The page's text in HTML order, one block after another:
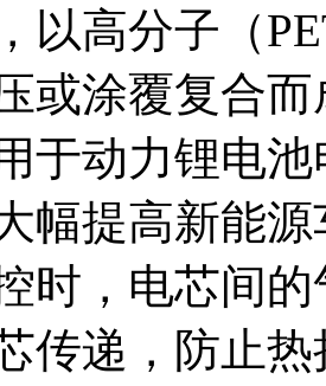
以高分子（
或涂覆复合
于动力锂电
幅提高新能
时，电芯间
传递，防止